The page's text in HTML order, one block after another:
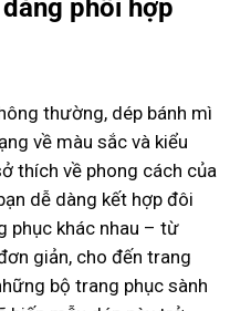
phối hợp
thường, dép bánh mì
về màu sắc và kiểu
thích về phong cách của
dễ dàng kết hợp đôi
phục khác nhau – từ
giản, cho đến trang
bộ trang phục sành